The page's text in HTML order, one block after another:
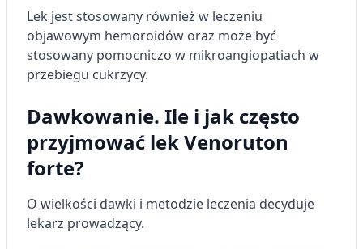
Lek jest stosowany również w leczeniu
objawowym hemoroidów oraz może być
stosowany pomocniczo w mikroangiopatiach w
przebiegu cukrzycy.
Dawkowanie. Ile i jak często
przyjmować lek Venoruton
forte?
O wielkości dawki i metodzie leczenia decyduje
lekarz prowadzący.